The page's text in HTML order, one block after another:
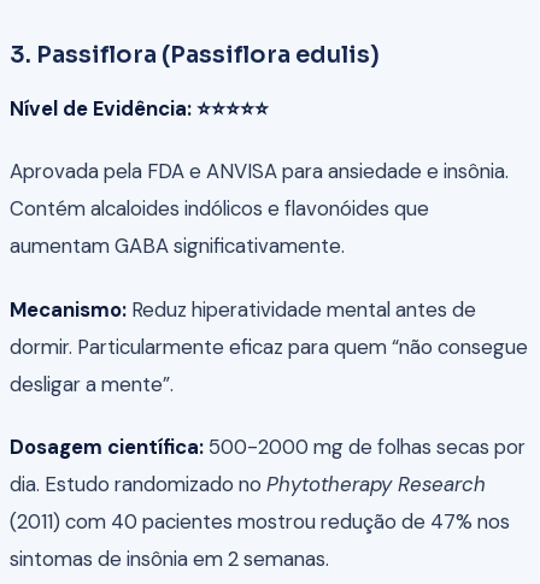
3. Passiflora (Passiflora edulis)
Nível de Evidência: ⭐⭐⭐⭐⭐
Aprovada pela FDA e ANVISA para ansiedade e insônia.
Contém alcaloides indólicos e flavonóides que
aumentam GABA significativamente.
Mecanismo: Reduz hiperatividade mental antes de
dormir. Particularmente eficaz para quem “não consegue
desligar a mente”.
Dosagem científica: 500-2000 mg de folhas secas por
dia. Estudo randomizado no Phytotherapy Research
(2011) com 40 pacientes mostrou redução de 47% nos
sintomas de insônia em 2 semanas.